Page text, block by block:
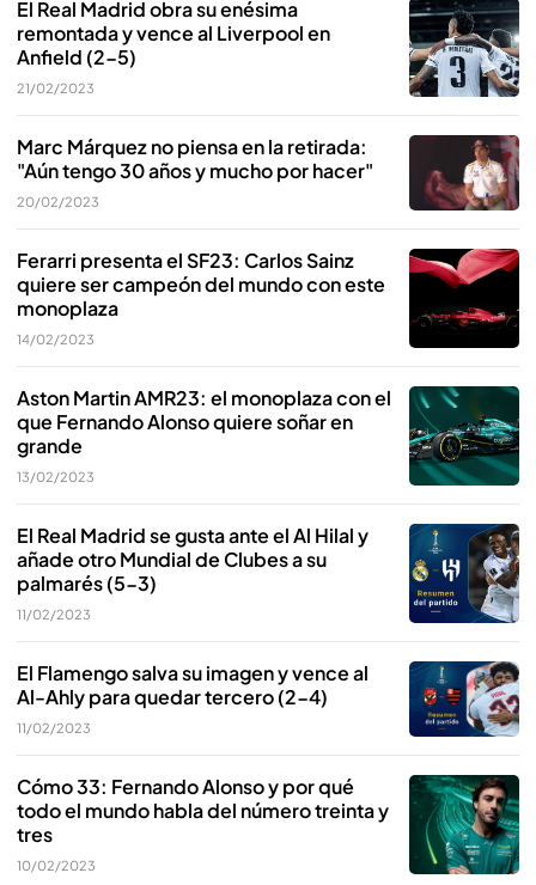
El Real Madrid obra su enésima
remontada y vence al Liverpool en
Anfield (2-5)
21/02/2023
Marc Márquez no piensa en la retirada:
"Aún tengo 30 años y mucho por hacer"
20/02/2023
Ferarri presenta el SF23: Carlos Sainz
quiere ser campeón del mundo con este
monoplaza
14/02/2023
Aston Martin AMR23: el monoplaza con el
que Fernando Alonso quiere soñar en
grande
13/02/2023
El Real Madrid se gusta ante el Al Hilal y
añade otro Mundial de Clubes a su
palmarés (5-3)
11/02/2023
El Flamengo salva su imagen y vence al
Al-Ahly para quedar tercero (2-4)
11/02/2023
Cómo 33: Fernando Alonso y por qué
todo el mundo habla del número treinta y
tres
10/02/2023